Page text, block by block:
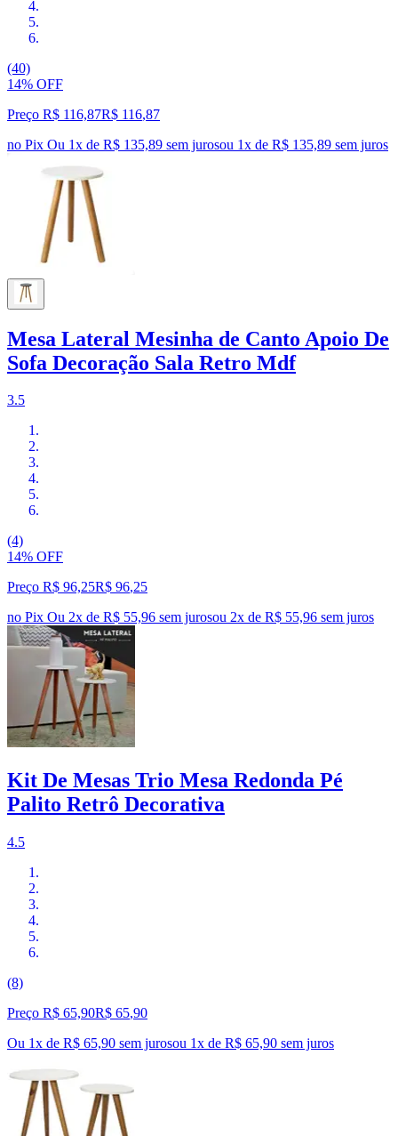
(40)
14% OFF
Preço R$ 116,87R$ 116,87
no Pix Ou 1x de R$ 135,89 sem jurosou 1x de R$ 135,89 sem juros
Mesa Lateral Mesinha de Canto Apoio De
Sofa Decoração Sala Retro Mdf
3.5
(4)
14% OFF
Preço R$ 96,25R$ 96,25
no Pix Ou 2x de R$ 55,96 sem jurosou 2x de R$ 55,96 sem juros
Kit De Mesas Trio Mesa Redonda Pé
Palito Retrô Decorativa
4.5
(8)
Preço R$ 65,90R$ 65,90
Ou 1x de R$ 65,90 sem jurosou 1x de R$ 65,90 sem juros